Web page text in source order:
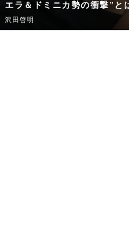
エラ＆ドミニカ勢の衝撃”と
沢田啓明